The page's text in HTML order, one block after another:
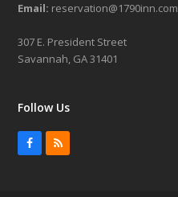
Email: reservation@1790inn.com
307 E. President Street
Savannah, GA 31401
Follow Us
Facebook
RSS